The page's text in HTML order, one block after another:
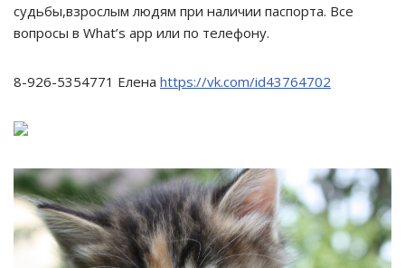
судьбы,взрослым людям при наличии паспорта. Все
вопросы в What’s app или по телефону.
8-926-5354771 Елена https://vk.com/id43764702